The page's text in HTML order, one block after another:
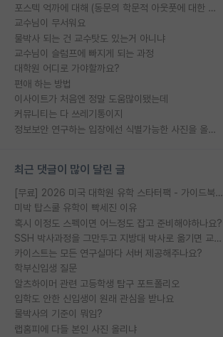
포스텍 억까에 대해 (동문의 학문적 아웃풋에 대한 반박)
교수님이 무서워요
물박사 되는 건 교수탓도 있는거 아니냐
교수님이 슬럼프에 빠지게 되는 과정
대학원 어디로 가야할까요?
편애 하는 방법
이사이트가 처음엔 정말 도움많이됐는데
커뮤니티는 다 쓰레기통이지
정보보안 연구하는 입장에선 식별가능한 사진을 올리는건 비추이긴함
최근 댓글이 많이 달린 글
[무료] 2026 미국 대학원 유학 스타터팩 - 가이드북 & 합격자 컨택메일 템플릿
미박 탑스쿨 유학이 빡세진 이유
혹시 이정도 스펙이면 어느정도 잡고 준비해야하나요?
SSH 박사과정을 그만두고 지방대 박사로 옮기면 교수의 꿈은 끝일까요?
카이스트는 모든 연구실마다 서버 제공해주나요?
학부신입생 질문
알츠하이머 관련 고등학생 탐구 포트폴리오
입학도 안한 신입생이 원래 관심을 받나요
물박사의 기준이 뭐임?
랩홈피에 다들 본인 사진 올리냐